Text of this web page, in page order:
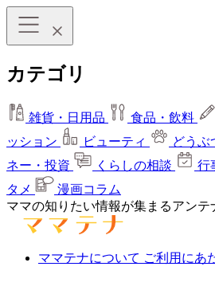
カテゴリ
雑貨・日用品 食品・飲料
ッション
ビューティ どうぶ
ネー・投資
くらしの相談 行
タメ
漫画コラム
ママの知りたい情報が集まるアンテ
ママテナについて ご利用にあ